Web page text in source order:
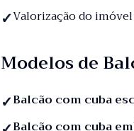
Valorização do
Modelos de
Balcão com cuba
Balcão com cuba